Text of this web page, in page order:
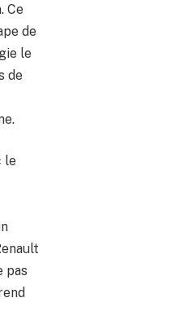
Ce
de
le
de
le
pas